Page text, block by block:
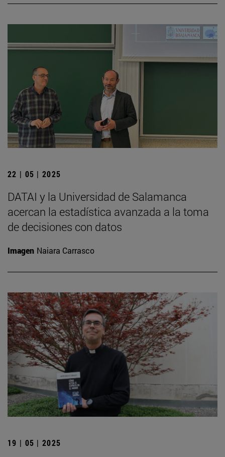
22 | 05 | 2025
DATAI y la Universidad de Salamanca
acercan la estadística avanzada a la toma
de decisiones con datos
Imagen Naiara Carrasco
19 | 05 | 2025